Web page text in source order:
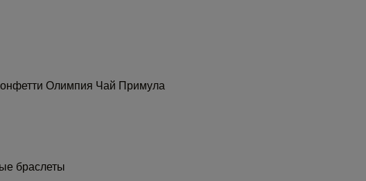
Олимпия Чай Примула
браслеты